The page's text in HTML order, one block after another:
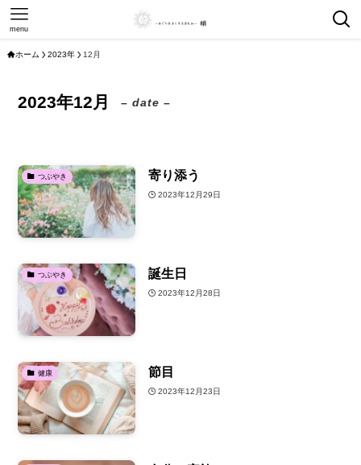
menu
ホーム 2023年 12月
2023年12月 – date –
つぶやき 寄り添う
2023年12月29日
つぶやき 誕生日
2023年12月28日
健康 節目
2023年12月23日